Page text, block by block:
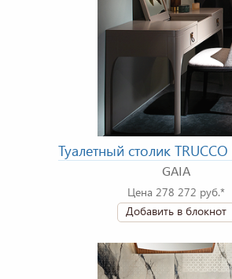
Туалетный столик TRUCCO
GAIA
Цена 278 272 руб.*
Добавить в блокнот